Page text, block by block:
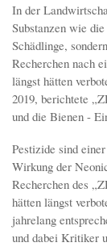
In der
Substanzen wie
Schädlinge,
Recherchen nach
längst hätten
2019, berichtete
und die Bienen -
Pestizide sind
Wirkung der
Recherchen des
hätten längst
jahrelang
und dabei Kritiker